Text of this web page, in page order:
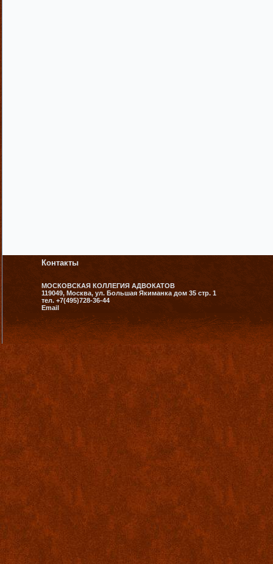
Контакты
МОСКОВСКАЯ КОЛЛЕГИЯ АДВОКАТОВ
119049, Москва, ул. Большая Якиманка дом 35 стр. 1
тел. +7(495)728-36-44
Email